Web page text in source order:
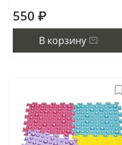
550 ₽
В корзину